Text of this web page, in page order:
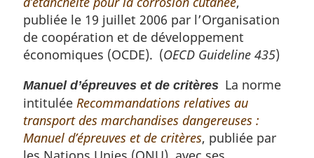
publiée le 19 juillet 2006 par l’Organisation
de coopération et de développement
économiques (OCDE). (OECD Guideline 435)
Manuel d’épreuves et de critères La norme
intitulée Recommandations relatives au
transport des marchandises dangereuses :
Manuel d’épreuves et de critères, publiée par